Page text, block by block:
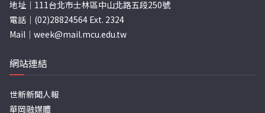
地址｜111台北市士林區中山北路五段250號
電話｜(02)28824564 Ext. 2324
Mail｜ week@mail.mcu.edu.tw
網站連結
世新新聞人報
華岡融媒體